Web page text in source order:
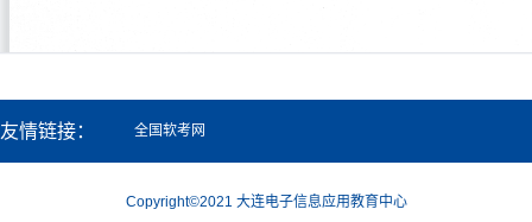
友情链接： 全国软考网
Copyright©2021 大连电子信息应用教育中心